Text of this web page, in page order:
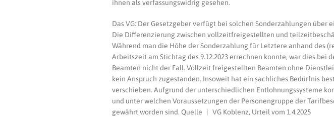
ihnen als verfassungswidrig gesehen.
Das VG: Der Gesetzgeber verfügt bei solchen Sonderzahlungen über
Die Differenzierung zwischen vollzeitfreigestellten und
Während man die Höhe der Sonderzahlung für Letztere anhand des
Arbeitszeit am Stichtag des 9.12.2023 errechnen konnte, war dies bei
Beamten nicht der Fall. Vollzeit freigestellten Beamten ohne
kein Anspruch zugestanden. Insoweit hat ein sachliches Bedürfnis
verschieben. Aufgrund der unterschiedlichen Entlohnungssysteme
und unter welchen Voraussetzungen der Personengruppe der
gewährt worden sind. Quelle | VG Koblenz, Urteil vom 1.4.2025